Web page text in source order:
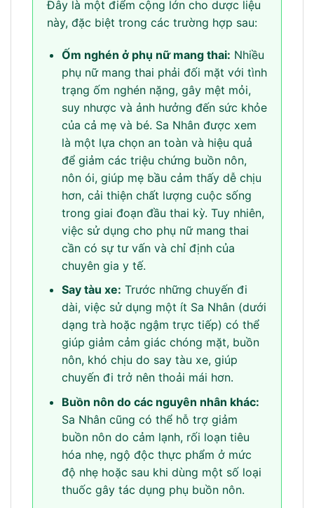
Đây là một điểm cộng lớn cho dược liệu
này, đặc biệt trong các trường hợp sau:
Ốm nghén ở phụ nữ mang thai: Nhiều
phụ nữ mang thai phải đối mặt với tình
trạng ốm nghén nặng, gây mệt mỏi,
suy nhược và ảnh hưởng đến sức khỏe
của cả mẹ và bé. Sa Nhân được xem
là một lựa chọn an toàn và hiệu quả
để giảm các triệu chứng buồn nôn,
nôn ói, giúp mẹ bầu cảm thấy dễ chịu
hơn, cải thiện chất lượng cuộc sống
trong giai đoạn đầu thai kỳ. Tuy nhiên,
việc sử dụng cho phụ nữ mang thai
cần có sự tư vấn và chỉ định của
chuyên gia y tế.
Say tàu xe: Trước những chuyến đi
dài, việc sử dụng một ít Sa Nhân (dưới
dạng trà hoặc ngậm trực tiếp) có thể
giúp giảm cảm giác chóng mặt, buồn
nôn, khó chịu do say tàu xe, giúp
chuyến đi trở nên thoải mái hơn.
Buồn nôn do các nguyên nhân khác:
Sa Nhân cũng có thể hỗ trợ giảm
buồn nôn do cảm lạnh, rối loạn tiêu
hóa nhẹ, ngộ độc thực phẩm ở mức
độ nhẹ hoặc sau khi dùng một số loại
thuốc gây tác dụng phụ buồn nôn.